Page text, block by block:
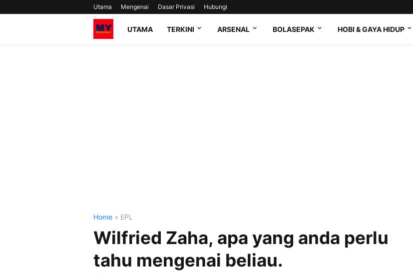
Utama Mengenai Dasar Privasi Hubungi
UTAMA TERKINI ARSENAL BOLASEPAK HOBI & GAYA HIDUP
Home EPL
Wilfried Zaha, apa yang anda perlu
tahu mengenai beliau.